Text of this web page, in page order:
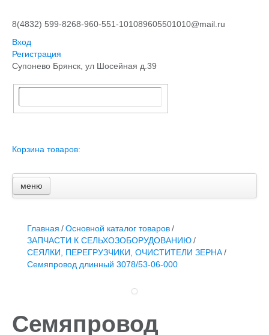
8(4832) 599-8268-960-551-101089605501010@mail.ru
Вход
Регистрация
Супонево Брянск, ул Шосейная д.39
Корзина товаров:
меню
Главная
ЗАПЧАСТИ К АВТОТРАКТОРНОЙ ТЕХНИКЕ
СТАРТЕРЫ, ГЕНЕРАТОРЫ
АККУМУЛЯТОРЫ,РЕМНИ,МАНЖЕТЫ, РВД И ДРУГОЕ
ЗАПЧАСТИ К СЕЛЬХОЗОБОРУДОВАНИЮ
Главная /Основной каталог товаров/
ЗАПЧАСТИ К СЕЛЬХОЗОБОРУДОВАНИЮ/
СЕЯЛКИ, ПЕРЕГРУЗЧИКИ, ОЧИСТИТЕЛИ ЗЕРНА/
Семяпровод длинный 3078/53-06-000
Семяпровод